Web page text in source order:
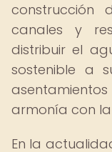
construcción
canales y
distribuir el
sostenible a
armonía con la
En la